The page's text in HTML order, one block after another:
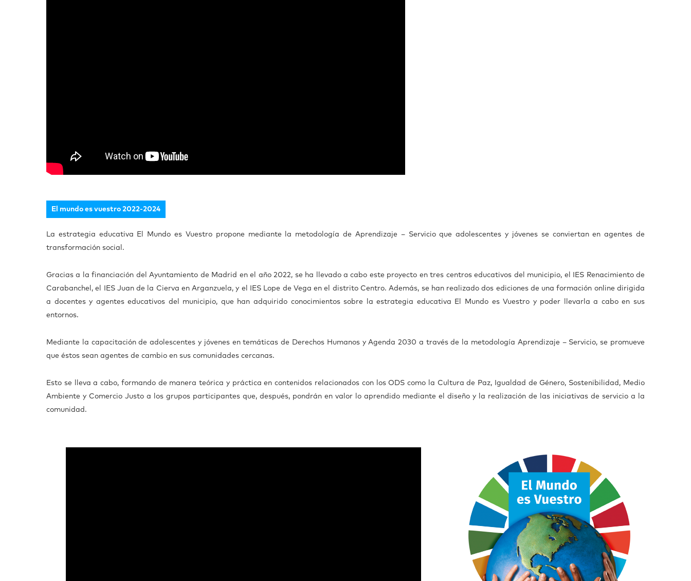
El mundo es vuestro 2022-2024
La estrategia educativa El Mundo es Vuestro propone mediante la metodología de Aprendizaje – Servicio que adolescentes y jóvenes se conviertan en agentes de
transformación social.
Gracias a la financiación del Ayuntamiento de Madrid en el año 2022, se ha llevado a cabo este proyecto en tres centros educativos del municipio, el IES Renacimiento de
Carabanchel, el IES Juan de la Cierva en Arganzuela, y el IES Lope de Vega en el distrito Centro. Además, se han realizado dos ediciones de una formación online dirigida
a docentes y agentes educativos del municipio, que han adquirido conocimientos sobre la estrategia educativa El Mundo es Vuestro y poder llevarla a cabo en sus
entornos.
Mediante la capacitación de adolescentes y jóvenes en temáticas de Derechos Humanos y Agenda 2030 a través de la metodología Aprendizaje – Servicio, se promueve
que éstos sean agentes de cambio en sus comunidades cercanas.
Esto se lleva a cabo, formando de manera teórica y práctica en contenidos relacionados con los ODS como la Cultura de Paz, Igualdad de Género, Sostenibilidad, Medio
Ambiente y Comercio Justo a los grupos participantes que, después, pondrán en valor lo aprendido mediante el diseño y la realización de las iniciativas de servicio a la
comunidad.